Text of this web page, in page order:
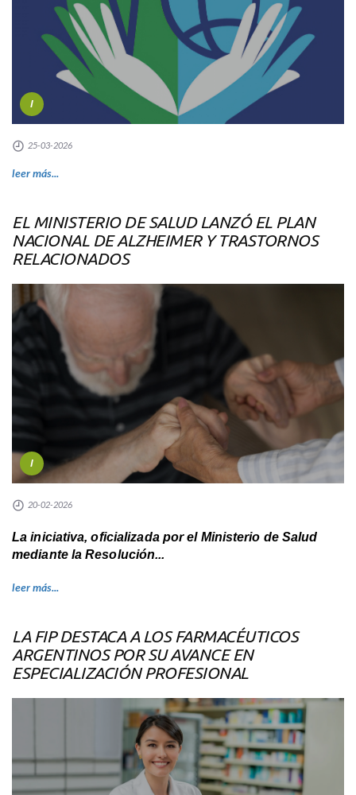
I
25-03-2026
leer más...
EL MINISTERIO DE SALUD LANZÓ EL PLAN
NACIONAL DE ALZHEIMER Y TRASTORNOS
RELACIONADOS
I
20-02-2026
La iniciativa, oficializada por el Ministerio de Salud
mediante la Resolución...
leer más...
LA FIP DESTACA A LOS FARMACÉUTICOS
ARGENTINOS POR SU AVANCE EN
ESPECIALIZACIÓN PROFESIONAL